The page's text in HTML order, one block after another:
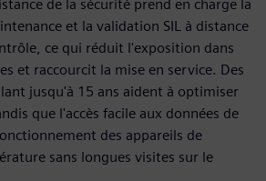
de la sécurité prend en charge la
et la validation SIL à distance
ce qui réduit l'exposition dans
et raccourcit la mise en service. Des
jusqu'à 15 ans aident à optimiser
que l'accès facile aux données de
des appareils de
sans longues visites sur le